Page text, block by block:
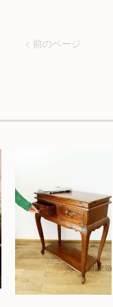
< 前のページ